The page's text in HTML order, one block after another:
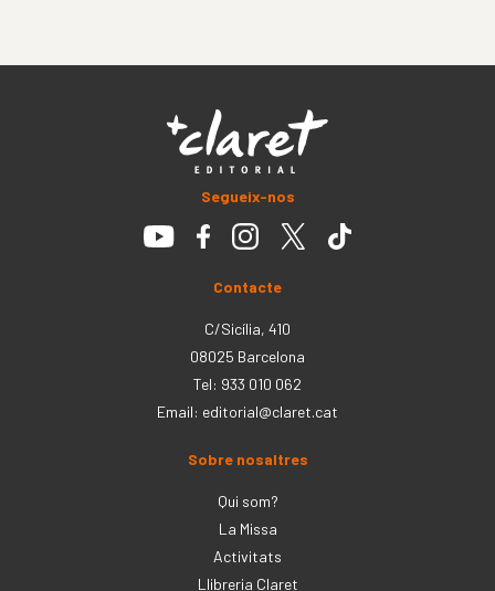
Segueix-nos
Contacte
C/Sicília, 410
08025 Barcelona
Tel: 933 010 062
Email: editorial@claret.cat
Sobre nosaltres
Qui som?
La Missa
Activitats
Llibreria Claret